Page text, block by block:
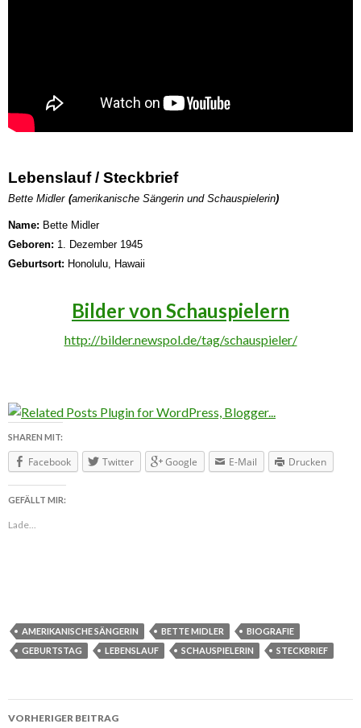
Lebenslauf / Steckbrief
Bette Midler (amerikanische Sängerin und Schauspielerin)
Name: Bette Midler
Geboren: 1. Dezember 1945
Geburtsort: Honolulu, Hawaii
Bilder von Schauspielern
http://bilder.newspol.de/tag/schauspieler/
SHAREN MIT:
Facebook Twitter Google E-Mail Drucken
GEFÄLLT MIR:
Lade...
AMERIKANISCHE SÄNGERIN BETTE MIDLER
BIOGRAFIE
GEBURTSTAG
LEBENSLAUF SCHAUSPIELERIN STECKBRIEF
VORHERIGER BEITRAG